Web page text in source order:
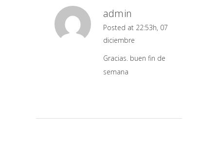
admin
Posted at 22:53h, 07
diciembre
Gracias. buen fin de
semana